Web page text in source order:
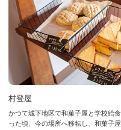
村登屋
かつて城下地区で和菓子屋と学校給
った頃、今の場所へ移転し、和菓子